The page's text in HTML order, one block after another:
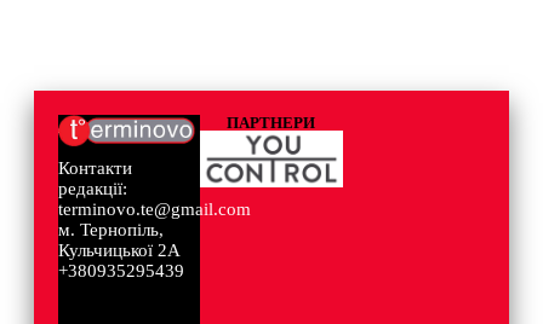
Контакти
редакції:
terminovo.te@gmail.com
м. Тернопіль,
Кульчицької 2А
+380935295439
ПАРТНЕРИ